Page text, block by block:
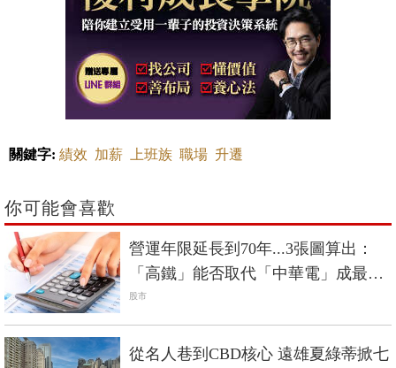
關鍵字: 績效 加薪 上班族 職場 升遷
你可能會喜歡
營運年限延長到70年...3張圖算出：
「高鐵」能否取代「中華電」成最佳
定存股？
股市
從名人巷到CBD核心 遠雄夏綠蒂掀七